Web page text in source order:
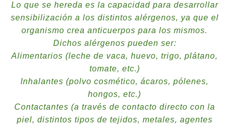
2017
2016
2015
2013
2012
Noviembre
Lo que se hereda es la capacidad para desarrollar
sensibilización a los distintos alérgenos, ya que el
organismo crea anticuerpos para los mismos.
Dichos alérgenos pueden ser:
Alimentarios (leche de vaca, huevo, trigo, plátano,
tomate, etc.)
Inhalantes (polvo cosmético, ácaros, pólenes,
hongos, etc.)
Contactantes (a través de contacto directo con la
piel, distintos tipos de tejidos, metales, agentes